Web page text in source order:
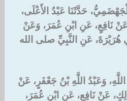
حَدَّثَنَا عَبْدُ الأَعْلَى،
نَافِعٍ، عَنِ ابْنِ عُمَرَ، وَعَنْ
هُرَيْرَةَ، عَنِ النَّبِيِّ صلى الله
وَعَبْدُ اللَّهِ بْنُ جَعْفَرٍ، عَنْ
عَنْ نَافِعٍ، عَنِ ابْنِ عُمَرَ،